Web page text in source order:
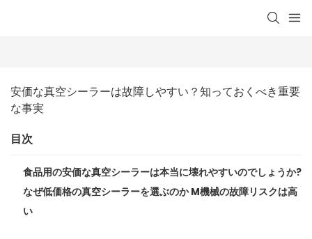
安価な真空シーラーは故障しやすい？知っておくべき重要
な事実
目次
食品用の安価な真空シーラーは本当に壊れやすいのでしょうか?
なぜ低価格の真空シーラーを選ぶのか M機械の故障リスクは高
い